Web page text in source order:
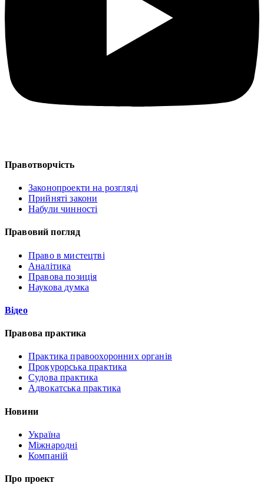
Правотворчість
Законопроекти на розгляді
Прийняті закони
Набули чинності
Правовий погляд
Право в мистецтві
Аналітика
Правова позиція
Наукова думка
Відео
Правова практика
Практика правоохоронних органів
Прокурорська практика
Судова практика
Адвокатська практика
Новини
Україна
Міжнародні
Компаній
Про проект